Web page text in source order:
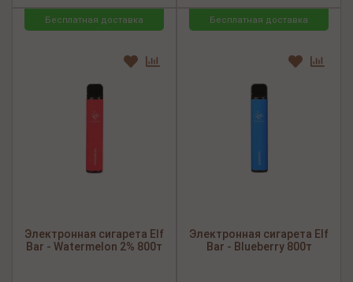
Бесплатная доставка
Электронная сигарета Elf
Bar - Watermelon 2% 800т
Бесплатная доставка
Электронная сигарета Elf
Bar - Blueberry 800т